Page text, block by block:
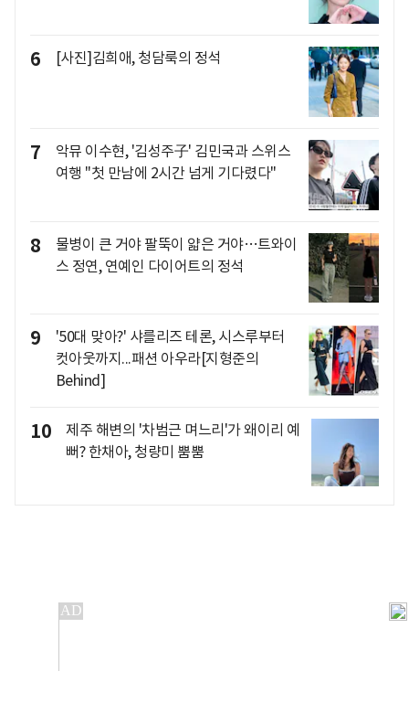
6 [사진]김희애, 청담룩의 정석
7
악뮤 이수현, '김성주子' 김민국과 스위스
여행 "첫 만남에 2시간 넘게 기다렸다"
8
물병이 큰 거야 팔뚝이 얇은 거야…트와이
스 정연, 연예인 다이어트의 정석
9
'50대 맞아?' 샤를리즈 테론, 시스루부터
컷아웃까지...패션 아우라[지형준의
Behind]
10
제주 해변의 '차범근 며느리'가 왜이리 예
뻐? 한채아, 청량미 뿜뿜